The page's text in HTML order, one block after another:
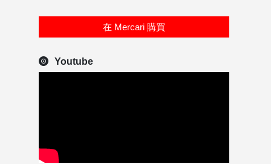
在 Mercari 購買
Youtube